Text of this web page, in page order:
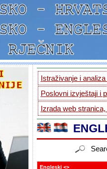
Istraživanje i
Poslovni izvještaji i
Izrada web
Engleski <>